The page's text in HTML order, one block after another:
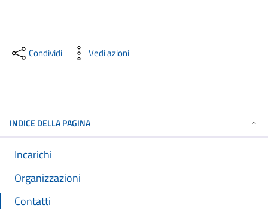
Condividi Vedi azioni
INDICE DELLA PAGINA
Incarichi
Organizzazioni
Contatti